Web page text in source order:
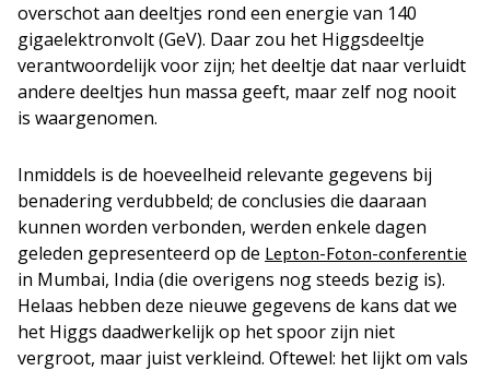
overschot aan deeltjes rond een energie van 140
gigaelektronvolt (GeV). Daar zou het Higgsdeeltje
verantwoordelijk voor zijn; het deeltje dat naar verluidt
andere deeltjes hun massa geeft, maar zelf nog nooit
is waargenomen.
Inmiddels is de hoeveelheid relevante gegevens bij
benadering verdubbeld; de conclusies die daaraan
kunnen worden verbonden, werden enkele dagen
geleden gepresenteerd op de Lepton-Foton-conferentie
in Mumbai, India (die overigens nog steeds bezig is).
Helaas hebben deze nieuwe gegevens de kans dat we
het Higgs daadwerkelijk op het spoor zijn niet
vergroot, maar juist verkleind. Oftewel: het lijkt om vals